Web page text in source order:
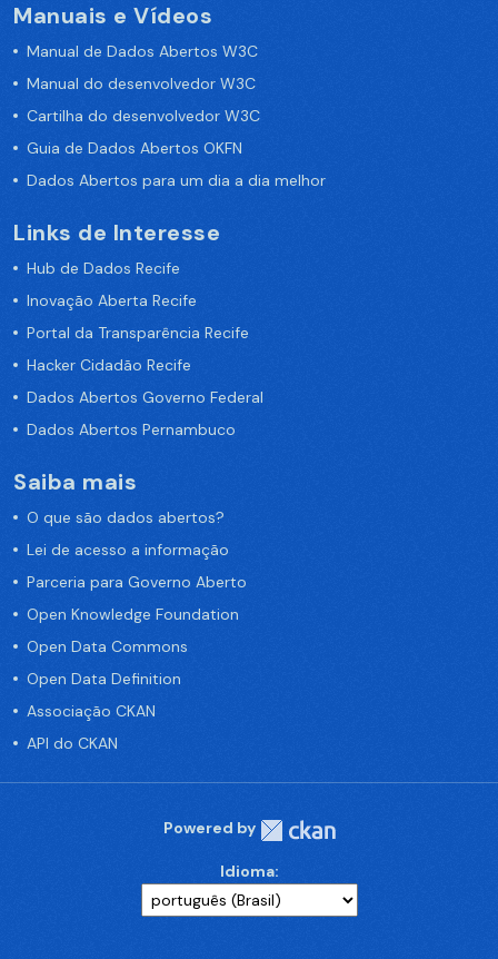
Manuais e Vídeos
Manual de Dados Abertos W3C
Manual do desenvolvedor W3C
Cartilha do desenvolvedor W3C
Guia de Dados Abertos OKFN
Dados Abertos para um dia a dia melhor
Links de Interesse
Hub de Dados Recife
Inovação Aberta Recife
Portal da Transparência Recife
Hacker Cidadão Recife
Dados Abertos Governo Federal
Dados Abertos Pernambuco
Saiba mais
O que são dados abertos?
Lei de acesso a informação
Parceria para Governo Aberto
Open Knowledge Foundation
Open Data Commons
Open Data Definition
Associação CKAN
API do CKAN
Powered by
Idioma